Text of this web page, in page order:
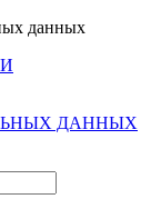
данных
ДАННЫХ